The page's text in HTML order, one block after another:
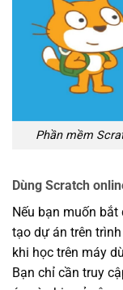
Phần mềm
Dùng Scratch
Nếu bạn muốn bắt
tạo dự án trên
khi học trên máy
Bạn chỉ cần truy